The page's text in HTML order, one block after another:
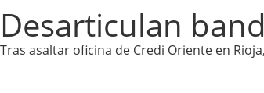
Desarticulan
Tras asaltar oficina de Credi Oriente en